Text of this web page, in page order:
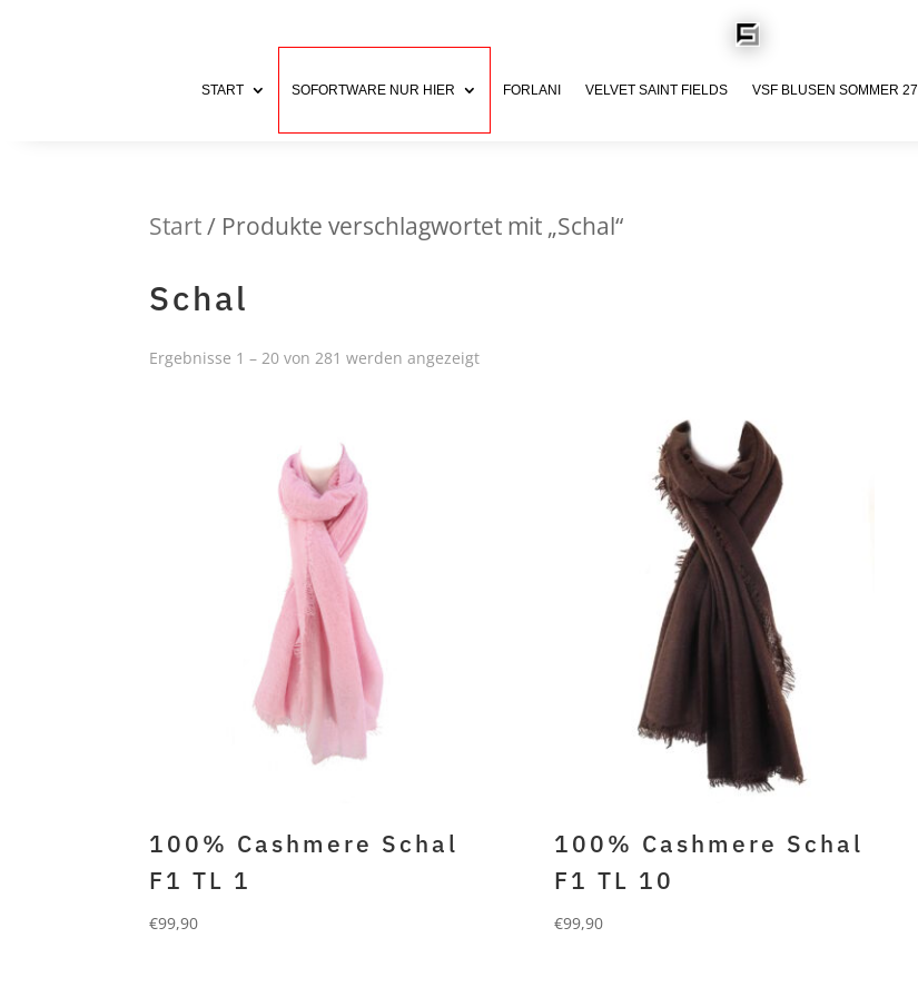
START SOFORTWARE NUR HIER FORLANI VELVET SAINT FIELDS VSF BLUSEN SOMMER 27
Start/ Produkte verschlagwortet mit „Schal“
Schal
Ergebnisse 1 – 20 von 281 werden angezeigt
100% Cashmere Schal
F1 TL 1
€99,90
100% Cashmere Schal
F1 TL 10
€99,90